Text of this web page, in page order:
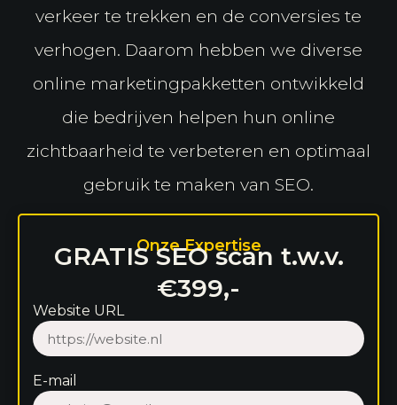
verkeer te trekken en de conversies te
verhogen. Daarom hebben we diverse
online marketingpakketten ontwikkeld
die bedrijven helpen hun online
zichtbaarheid te verbeteren en optimaal
gebruik te maken van SEO.
Onze Expertise
GRATIS SEO scan t.w.v.
€399,-
Website URL
E-mail